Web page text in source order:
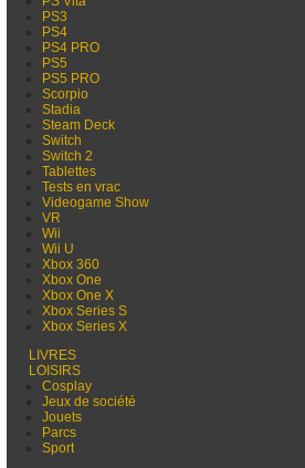
PS3
PS4
PS4 PRO
PS5
PS5 PRO
Scorpio
Stadia
Steam Deck
Switch
Switch 2
Tablettes
Tests en vrac
Videogame Show
VR
Wii
Wii U
Xbox 360
Xbox One
Xbox One X
Xbox Series S
Xbox Series X
LIVRES
LOISIRS
Cosplay
Jeux de société
Jouets
Parcs
Sport